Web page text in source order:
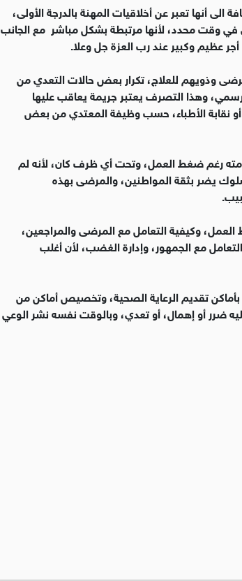
أنها تعبر عن أخلاقيات المهنة بالدرجة الأولى،
في وقت محدد، لأنها مرتبطة بشكل مباشر مع الجانب
عظيم وكبير عند رب العزة جل وعلا.
وذويهم للعلاج، تكرار بعض حالات التعدي من
وهذا التصرف يعتبر جريمة يعاقب عليها
نقابة الأطباء، حسب وظيفة المعتدي من بعض
رغم ضغط العمل، وتحت أي ظرف كان، لأنه لم
يضر بثقة المواطنين، والمرضى بهذه
وكيفية التعامل مع المرضى والمراجعين،
مع الجمهور، وإدارة الغضب، لأن أغلب
بأماكن تقديم الرعاية الصحية، وتخصيص أماكن من
ضرر أو إهمال، أو تعدي، وبالوقت نفسه نشر الوعي